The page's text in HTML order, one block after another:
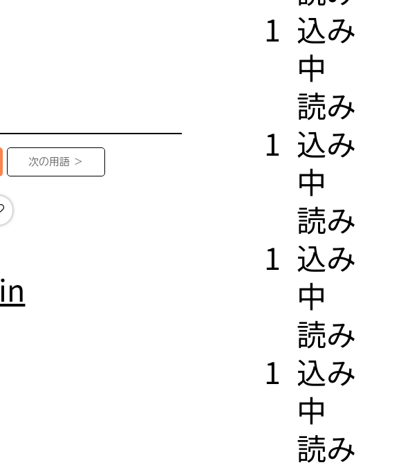
1 込み
中
1
​読み
込み
中
1
​読み
込み
中
1
​読み
込み
中
​読み
次の用語 ＞